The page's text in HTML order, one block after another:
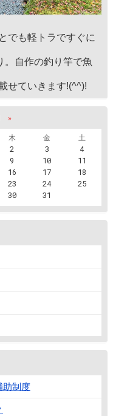
でも軽トラですぐに
。自作の釣り竿で魚
せていきます!(^^)!
»
木 金
土
2 3
4
9 10
11
16 17
18
23 24
25
30 31
助制度